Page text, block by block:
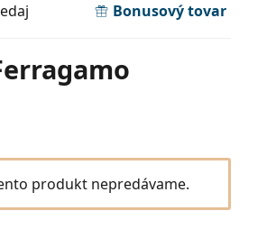
Bonusový tovar
produkt nepredávame.